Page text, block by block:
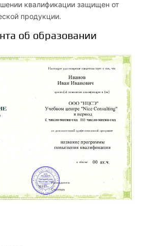
1.5
1.6
единиц физических величин
величин
и методики измерений
2.1
квалификации защищен от
продукции.
об образовании